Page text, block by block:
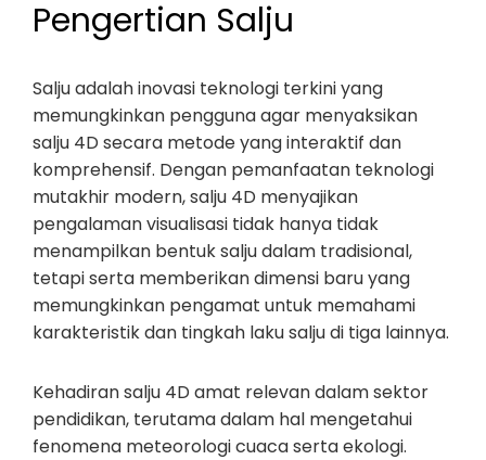
Pengertian Salju
Salju adalah inovasi teknologi terkini yang
memungkinkan pengguna agar menyaksikan
salju 4D secara metode yang interaktif dan
komprehensif. Dengan pemanfaatan teknologi
mutakhir modern, salju 4D menyajikan
pengalaman visualisasi tidak hanya tidak
menampilkan bentuk salju dalam tradisional,
tetapi serta memberikan dimensi baru yang
memungkinkan pengamat untuk memahami
karakteristik dan tingkah laku salju di tiga lainnya.
Kehadiran salju 4D amat relevan dalam sektor
pendidikan, terutama dalam hal mengetahui
fenomena meteorologi cuaca serta ekologi.